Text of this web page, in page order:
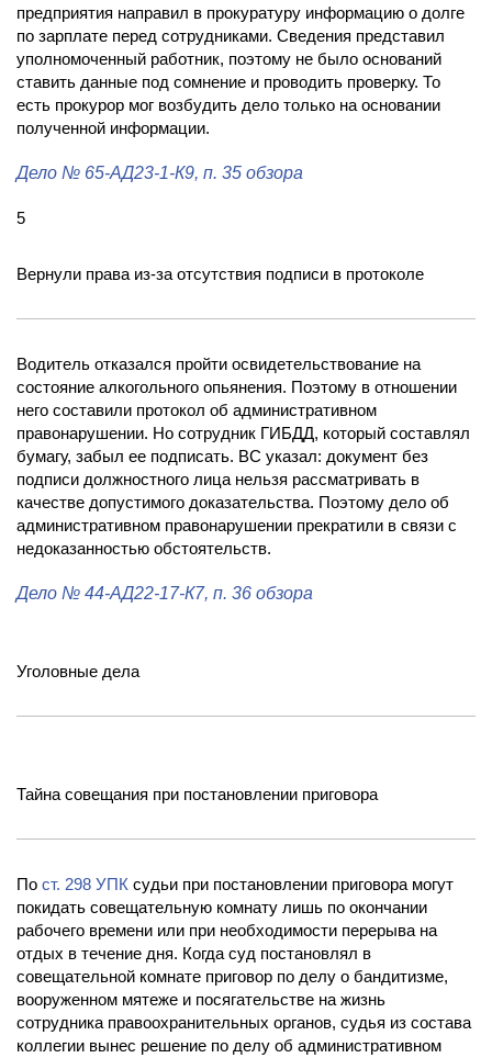
предприятия направил в прокуратуру информацию о долге
по зарплате перед сотрудниками. Сведения представил
уполномоченный работник, поэтому не было оснований
ставить данные под сомнение и проводить проверку. То
есть прокурор мог возбудить дело только на основании
полученной информации.
Дело № 65-АД23-1-К9, п. 35 обзора
5
Вернули права из-за отсутствия подписи в протоколе
Водитель отказался пройти освидетельствование на
состояние алкогольного опьянения. Поэтому в отношении
него составили протокол об административном
правонарушении. Но сотрудник ГИБДД, который составлял
бумагу, забыл ее подписать. ВС указал: документ без
подписи должностного лица нельзя рассматривать в
качестве допустимого доказательства. Поэтому дело об
административном правонарушении прекратили в связи с
недоказанностью обстоятельств.
Дело № 44-АД22-17-К7, п. 36 обзора
Уголовные дела
Тайна совещания при постановлении приговора
По ст. 298 УПК судьи при постановлении приговора могут
покидать совещательную комнату лишь по окончании
рабочего времени или при необходимости перерыва на
отдых в течение дня. Когда суд постановлял в
совещательной комнате приговор по делу о бандитизме,
вооруженном мятеже и посягательстве на жизнь
сотрудника правоохранительных органов, судья из состава
коллегии вынес решение по делу об административном